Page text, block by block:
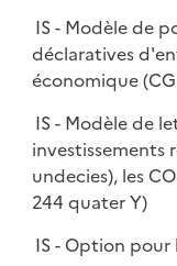
IS - Modèle de
déclaratives
économique
IS - Modèle de
investissements
undecies), les
244 quater Y)
IS - Option pour